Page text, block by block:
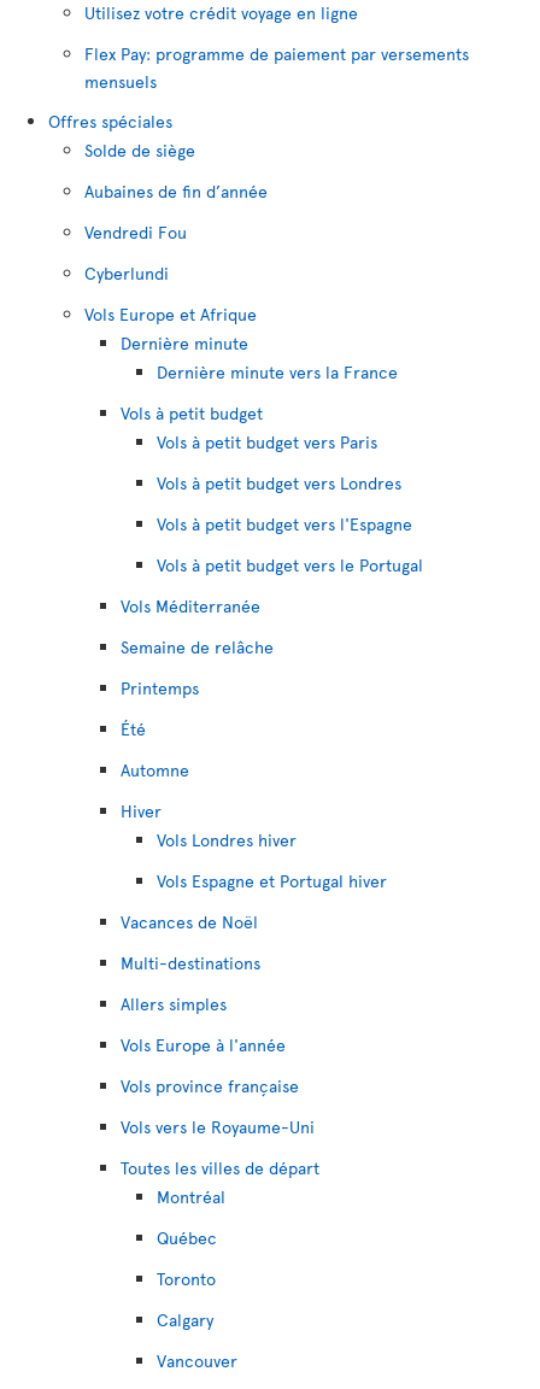
Utilisez votre crédit voyage en ligne
Flex Pay: programme de paiement par versements
mensuels
Offres spéciales
Solde de siège
Aubaines de fin d’année
Vendredi Fou
Cyberlundi
Vols Europe et Afrique
Dernière minute
Dernière minute vers la France
Vols à petit budget
Vols à petit budget vers Paris
Vols à petit budget vers Londres
Vols à petit budget vers l'Espagne
Vols à petit budget vers le Portugal
Vols Méditerranée
Semaine de relâche
Printemps
Été
Automne
Hiver
Vols Londres hiver
Vols Espagne et Portugal hiver
Vacances de Noël
Multi-destinations
Allers simples
Vols Europe à l'année
Vols province française
Vols vers le Royaume-Uni
Toutes les villes de départ
Montréal
Québec
Toronto
Calgary
Vancouver